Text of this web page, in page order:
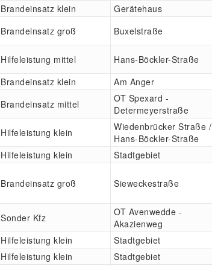
Brandeinsatz klein Gerätehaus
Brandeinsatz groß Buxelstraße
Hilfeleistung mittel Hans-Böckler-Straße
Brandeinsatz klein Am Anger
Brandeinsatz mittel
OT Spexard -
Determeyerstraße
Hilfeleistung klein
Wiedenbrücker Straße /
Hans-Böckler-Straße
Hilfeleistung klein Stadtgebiet
Brandeinsatz groß Sieweckestraße
Sonder Kfz
OT Avenwedde -
Akazienweg
Hilfeleistung klein Stadtgebiet
Hilfeleistung klein Stadtgebiet